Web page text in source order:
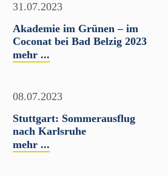
31.07.2023
Akademie im Grünen – im
Coconat bei Bad Belzig 2023
mehr ...
08.07.2023
Stuttgart: Sommerausflug
nach Karlsruhe
mehr ...